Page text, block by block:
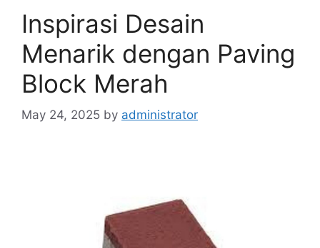
Inspirasi Desain
Menarik dengan Paving
Block Merah
May 24, 2025 by administrator